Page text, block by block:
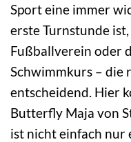
Sport eine immer
erste Turnstunde
Fußballverein oder
Schwimmkurs – die
entscheidend. Hier
Butterfly Maja von
ist nicht einfach nur